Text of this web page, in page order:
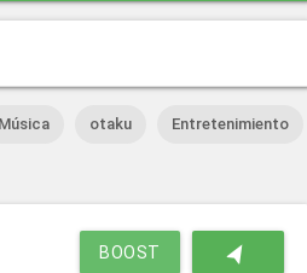
Música otaku Entretenimiento
navigation
BOOST